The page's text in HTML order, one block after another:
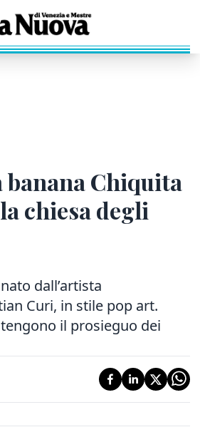
banana Chiquita
chiesa degli
dall’artista
Curi, in stile pop art.
il prosieguo dei